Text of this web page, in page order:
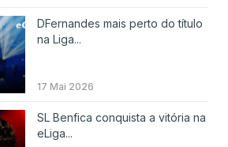
DFernandes mais perto do título
na Liga...
17 Mai 2026
SL Benfica conquista a vitória na
eLiga...